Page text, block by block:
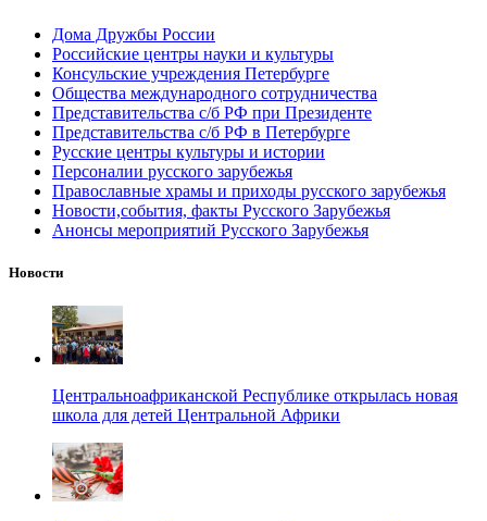
Дома Дружбы России
Российские центры науки и культуры
Консульские учреждения Петербурге
Общества международного сотрудничества
Представительства с/б РФ при Президенте
Представительства с/б РФ в Петербурге
Русские центры культуры и истории
Персоналии русского зарубежья
Православные храмы и приходы русского зарубежья
Новости,события, факты Русского Зарубежья
Анонсы мероприятий Русского Зарубежья
Новости
Центральноафриканской Республике открылась новая
школа для детей Центральной Африки